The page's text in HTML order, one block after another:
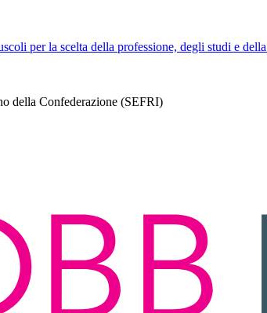
per la scelta della professione, degli studi e
della Confederazione (SEFRI)